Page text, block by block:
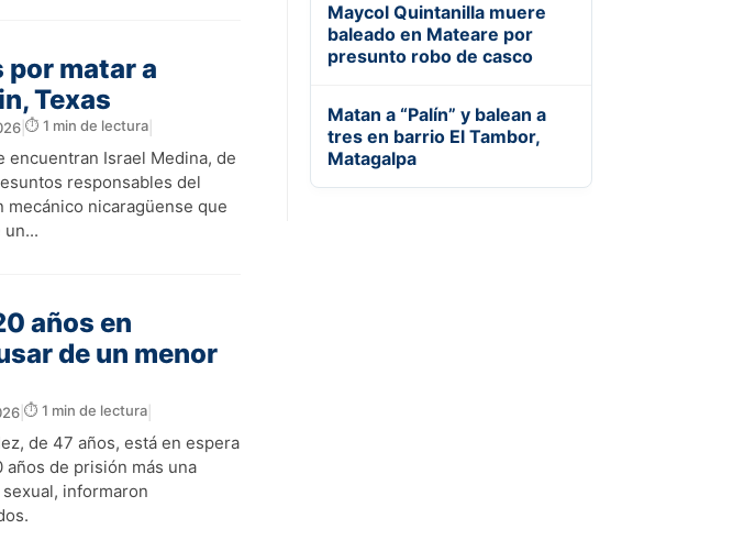
por matar a
Texas
⏱️ 1 min de lectura
encuentran Israel Medina, de
responsables del
mecánico nicaragüense que
años en
de un menor
⏱️ 1 min de lectura
de 47 años, está en espera
de prisión más una
informaron
Maycol Quintanilla muere
baleado en Mateare por
presunto robo de casco
Matan a “Palín” y balean a
tres en barrio El Tambor,
Matagalpa